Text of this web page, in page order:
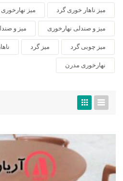
میز ناهار خوری گرد میز نهارخوری
میز و صندلی نهارخوری میز و
میز چوبی گرد میز گرد
نهارخوری مدرن